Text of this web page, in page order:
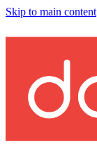
Skip to main content